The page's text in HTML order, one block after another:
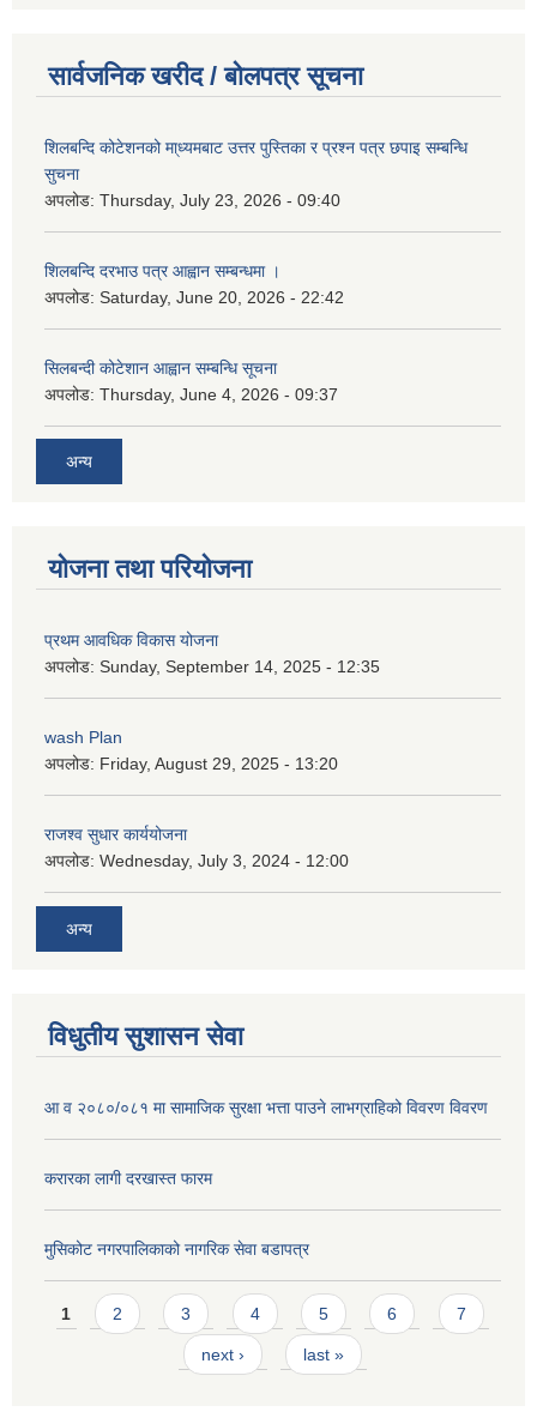
सार्वजनिक खरीद / बोलपत्र सूचना
शिलबन्दि कोटेशनको मा्ध्यमबाट उत्तर पुस्तिका र प्रश्न पत्र छपाइ सम्बन्धि
सुचना
अपलोड: Thursday, July 23, 2026 - 09:40
शिलबन्दि दरभाउ पत्र आह्वान सम्बन्धमा ।
अपलोड: Saturday, June 20, 2026 - 22:42
सिलबन्दी कोटेशान आह्वान सम्बन्धि सूचना
अपलोड: Thursday, June 4, 2026 - 09:37
अन्य
योजना तथा परियोजना
प्रथम आवधिक विकास योजना
अपलोड: Sunday, September 14, 2025 - 12:35
wash Plan
अपलोड: Friday, August 29, 2025 - 13:20
राजश्व सुधार कार्ययोजना
अपलोड: Wednesday, July 3, 2024 - 12:00
अन्य
विधुतीय सुशासन सेवा
आ व २०८०/०८१ मा सामाजिक सुरक्षा भत्ता पाउने लाभग्राहिको विवरण विवरण
करारका लागी दरखास्त फारम
मुसिकोट नगरपालिकाको नागरिक सेवा बडापत्र
Pages
1 2 3 4 5 6 7
next › last »